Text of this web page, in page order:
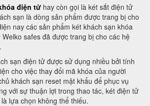
điện tử hay còn gọi là két sắt điện tử
sạn là dòng sản phẩm được trang bị cho
nay các sản phẩm két khách sạn khóa
safes đã được trang bị cho các hệ
sạn điện tử được sử dụng nhiều bởi tính
cho việc thay đổi mã khóa của người
khách sạn reset mật khẩu để phục vụ
với sự thuận lợi trong thao tác, két điện tử
lựa chọn không thể thiếu.